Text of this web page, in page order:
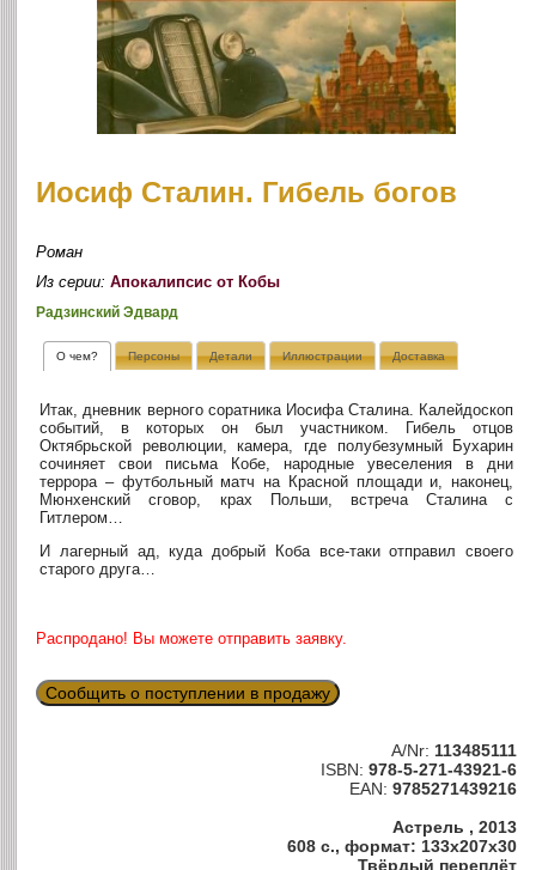
Иосиф Сталин. Гибель богов
Роман
Из серии:Апокалипсис от Кобы
Радзинский Эдвард
О чем? Персоны Детали Иллюстрации Доставка
Итак, дневник верного соратника Иосифа Сталина. Калейдоскоп
событий, в которых он был участником. Гибель отцов
Октябрьской революции, камера, где полубезумный Бухарин
сочиняет свои письма Кобе, народные увеселения в дни
террора – футбольный матч на Красной площади и, наконец,
Мюнхенский сговор, крах Польши, встреча Сталина с
Гитлером…
И лагерный ад, куда добрый Коба все-таки отправил своего
старого друга…
Распродано! Вы можете отправить заявку.
Сообщить о поступлении в продажу
A/Nr: 113485111
ISBN: 978-5-271-43921-6
EAN: 9785271439216
Астрель , 2013
608 с., формат: 133x207x30
Твёрдый переплёт